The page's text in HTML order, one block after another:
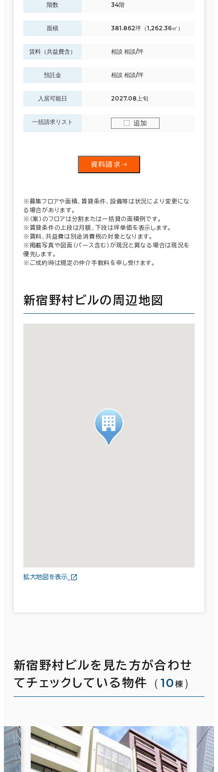
階数 34階
面積 381.862坪（1,262.36㎡）
賃料（共益費含） 相談 相談/坪
預託金 相談 相談/坪
入居可能日 2027.08上旬
一括請求リスト 追加
資料請求
※募集フロアや面積、賃貸条件、設備等は状況により変更にな
る場合があります。
※（案）のフロアは分割または一括貸の面積例です。
※賃貸条件の上段は月額、下段は坪単価を表示します。
※賃料、共益費は別途消費税の対象となります。
※掲載写真や図面（パース含む）が現況と異なる場合は現況を
優先します。
※ご成約時は規定の仲介手数料を申し受けます。
新宿野村ビルの周辺地図
拡大地図を表示
新宿野村ビルを見た方が合わせ
てチェックしている物件
（ 10 棟 ）